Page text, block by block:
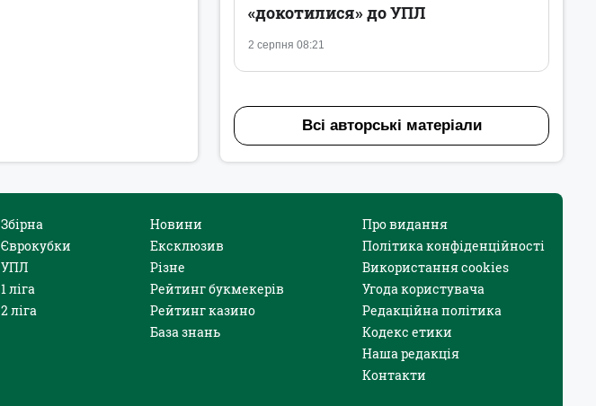
2 серпня 08:21
«докотилися» до УПЛ
Всі авторські матеріали
Збірна
Єврокубки
УПЛ
1 ліга
2 ліга
Новини
Ексклюзив
Різне
Рейтинг букмекерів
Рейтинг казино
База знань
Про видання
Політика конфіденційності
Використання cookies
Угода користувача
Редакційна політика
Кодекс етики
Наша редакція
Контакти